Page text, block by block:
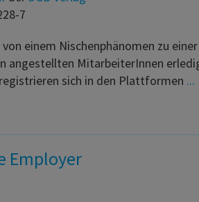
7
einem Nischenphänomen zu
angestellten MitarbeiterInnen
sich in den Plattformen ...
Employer